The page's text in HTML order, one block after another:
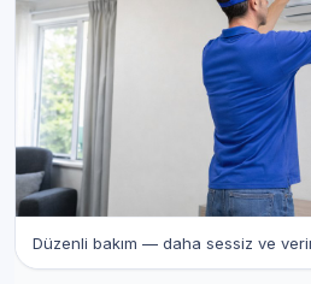
Düzenli bakım — daha sessiz ve